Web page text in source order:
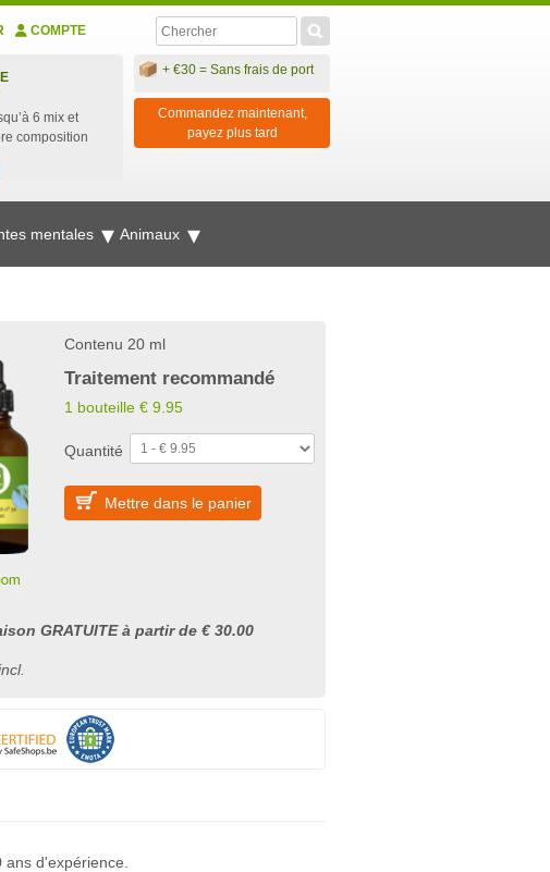
COMPTE
6 mix et
composition
+ €30 = Sans frais de port
Commandez maintenant,
payez plus tard
mentales Animaux
Contenu 20 ml
Traitement recommandé
1 bouteille € 9.95
Quantité
Mettre dans le panier
GRATUITE à partir de € 30.00
d'expérience.